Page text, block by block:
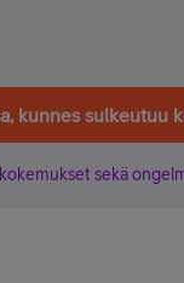
kunnes sulkeutuu
sekä